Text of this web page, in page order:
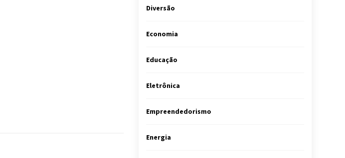
Diversão
Economia
Educação
Eletrônica
Empreendedorismo
Energia